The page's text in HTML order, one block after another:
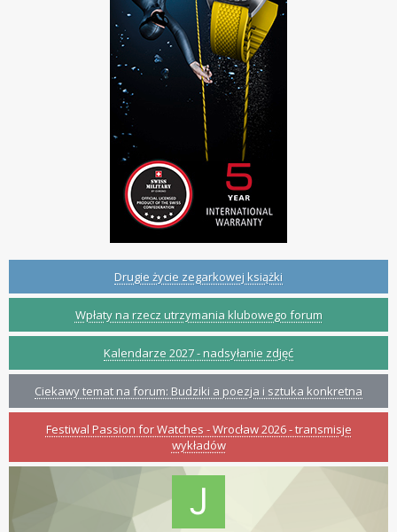
Drugie życie zegarkowej książki
Wpłaty na rzecz utrzymania klubowego forum
Kalendarze 2027 - nadsyłanie zdjęć
Ciekawy temat na forum: Budziki a poezja i sztuka konkretna
Festiwal Passion for Watches - Wrocław 2026 - transmisje
wykładów